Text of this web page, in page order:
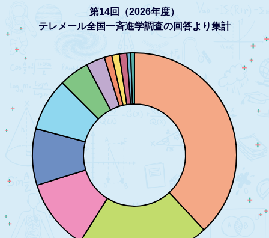
第14回（2026年度）
テレメール全国一斉進学調査の回答より集計